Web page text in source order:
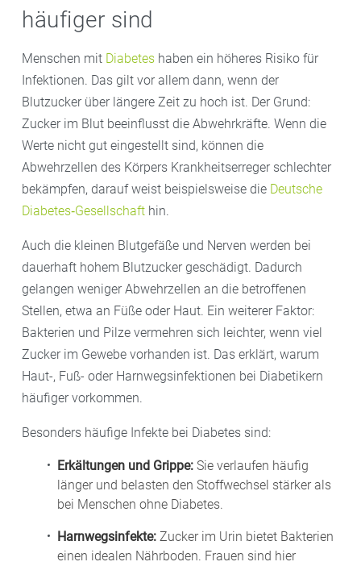
häufiger sind
Menschen mit Diabetes haben ein höheres Risiko für
Infektionen. Das gilt vor allem dann, wenn der
Blutzucker über längere Zeit zu hoch ist. Der Grund:
Zucker im Blut beeinflusst die Abwehrkräfte. Wenn die
Werte nicht gut eingestellt sind, können die
Abwehrzellen des Körpers Krankheitserreger schlechter
bekämpfen, darauf weist beispielsweise die Deutsche
Diabetes‑Gesellschaft hin.
Auch die kleinen Blutgefäße und Nerven werden bei
dauerhaft hohem Blutzucker geschädigt. Dadurch
gelangen weniger Abwehrzellen an die betroffenen
Stellen, etwa an Füße oder Haut. Ein weiterer Faktor:
Bakterien und Pilze vermehren sich leichter, wenn viel
Zucker im Gewebe vorhanden ist. Das erklärt, warum
Haut-, Fuß- oder Harnwegsinfektionen bei Diabetikern
häufiger vorkommen.
Besonders häufige Infekte bei Diabetes sind:
Erkältungen und Grippe: Sie verlaufen häufig
länger und belasten den Stoffwechsel stärker als
bei Menschen ohne Diabetes.
Harnwegsinfekte: Zucker im Urin bietet Bakterien
einen idealen Nährboden. Frauen sind hier